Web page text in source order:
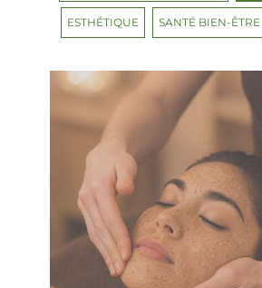
ESTHÉTIQUE SANTÉ BIEN-ÊTRE